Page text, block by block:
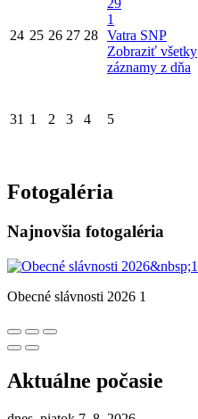
24 25 26 27 28
29
1
Vatra SNP
Zobraziť všetky
záznamy z dňa
31 1 2 3 4 5
Fotogaléria
Najnovšia fotogaléria
Obecné slávnosti 2026 1
Aktuálne počasie